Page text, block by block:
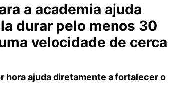
a academia ajuda
durar pelo menos 30
velocidade de cerca
hora ajuda diretamente a fortalecer o